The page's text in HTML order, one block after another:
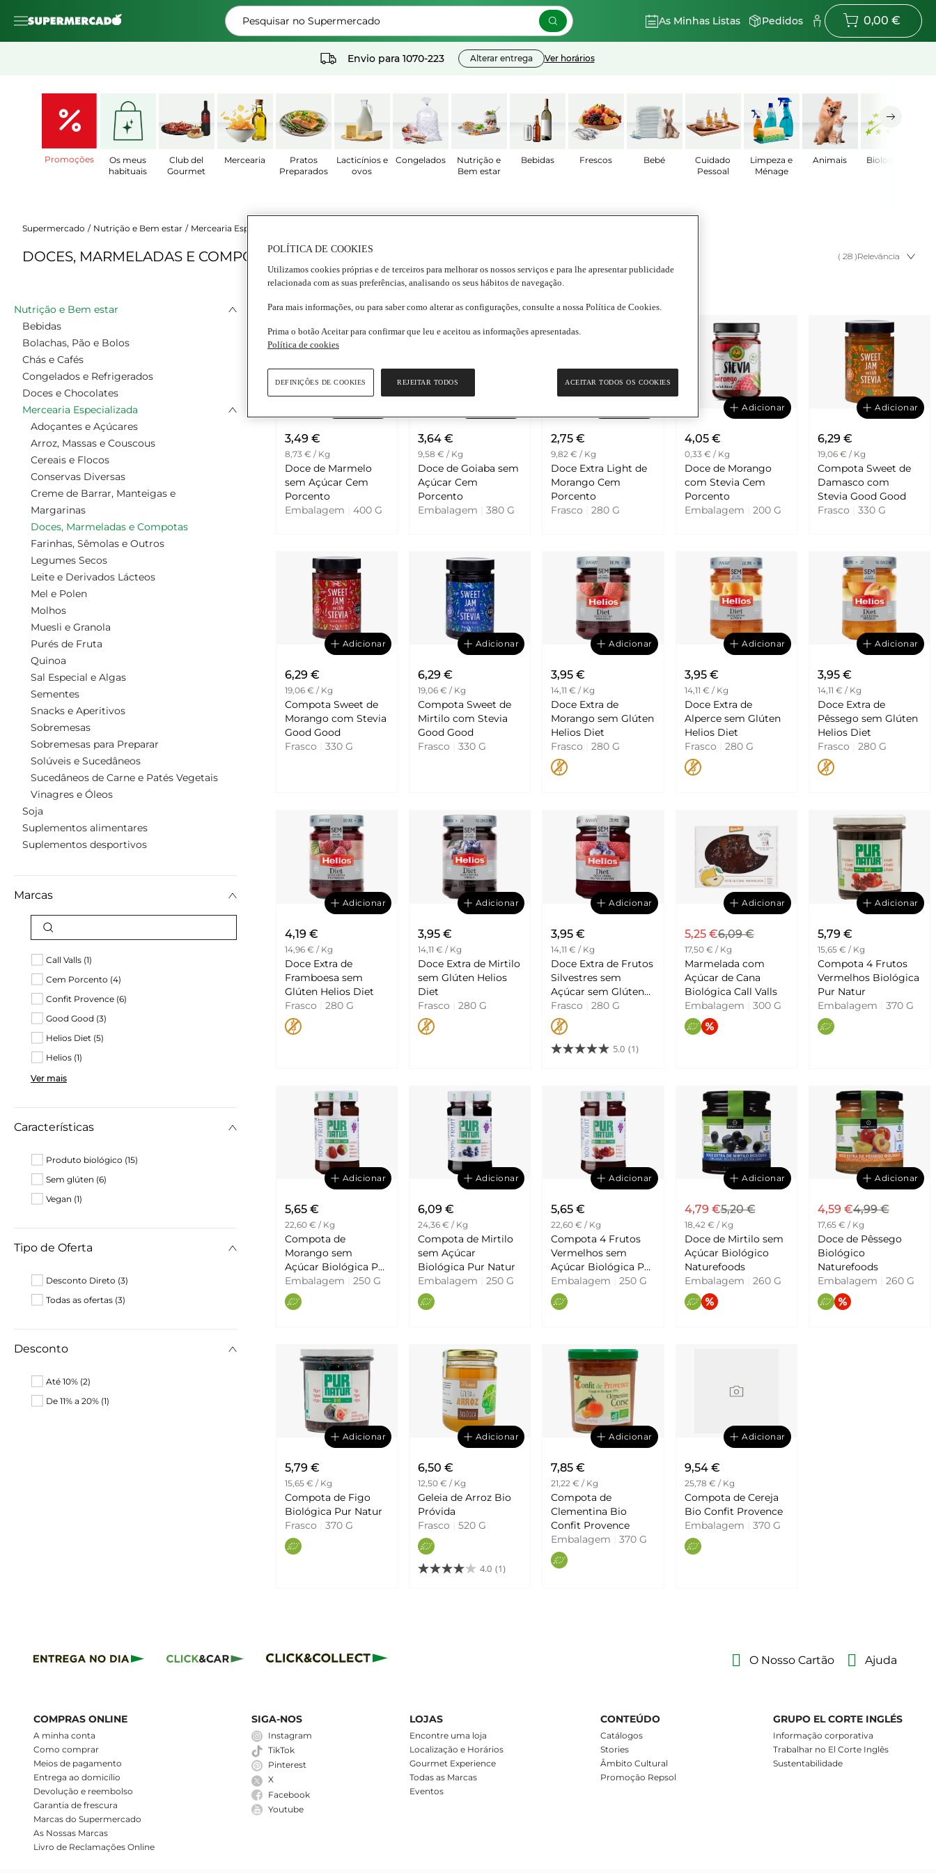
Pesquisar no Supermercado As Minhas Listas Pedidos 0,00 €
Envio para 1070-223 Alterar entrega Ver horários
Promoções
Os meus
habituais
Club del
Gourmet
Mercearia
Pratos
Preparados
Lacticínios e
ovos
Congelados
Nutrição e
Bem estar
Bebidas Frescos Bebé
Cuidado
Pessoal
Limpeza e
Ménage
Animais Biológicos
Supermercado Nutrição e Bem estar Mercearia Especializada
DOCES, MARMELADAS E COMPOTAS ( 28 )Relevância
Nutrição e Bem estar
Bebidas
Bolachas, Pão e Bolos
Chás e Cafés
Congelados e Refrigerados
Doces e Chocolates
Mercearia Especializada
Adoçantes e Açúcares
Arroz, Massas e Couscous
Cereais e Flocos
Conservas Diversas
Creme de Barrar, Manteigas e
Margarinas
Doces, Marmeladas e Compotas
Farinhas, Sêmolas e Outros
Legumes Secos
Leite e Derivados Lácteos
Mel e Polen
Molhos
Muesli e Granola
Purés de Fruta
Quinoa
Sal Especial e Algas
Sementes
Snacks e Aperitivos
Sobremesas
Sobremesas para Preparar
Solúveis e Sucedâneos
Sucedâneos de Carne e Patés Vegetais
Vinagres e Óleos
Soja
Suplementos alimentares
Suplementos desportivos
Marcas
Call Valls (1)
Cem Porcento (4)
Confit Provence (6)
Good Good (3)
Helios Diet (5)
Helios (1)
Ver mais
Características
Produto biológico (15)
Sem glúten (6)
Vegan (1)
Tipo de Oferta
Desconto Direto (3)
Todas as ofertas (3)
Desconto
Até 10% (2)
De 11% a 20% (1)
3,49 €
8,73 € / Kg
Doce de Marmelo
sem Açúcar Cem
Porcento
Embalagem
400 G
3,64 €
9,58 € / Kg
Doce de Goiaba sem
Açúcar Cem
Porcento
Embalagem
380 G
2,75 €
9,82 € / Kg
Doce Extra Light de
Morango Cem
Porcento
Frasco
280 G
Adicionar
4,05 €
0,33 € / Kg
Doce de Morango
com Stevia Cem
Porcento
Embalagem
200 G
Adicionar
6,29 €
19,06 € / Kg
Compota Sweet de
Damasco com
Stevia Good Good
Frasco
330 G
Adicionar
6,29 €
19,06 € / Kg
Compota Sweet de
Morango com Stevia
Good Good
Frasco
330 G
Adicionar
6,29 €
19,06 € / Kg
Compota Sweet de
Mirtilo com Stevia
Good Good
Frasco
330 G
Adicionar
3,95 €
14,11 € / Kg
Doce Extra de
Morango sem Glúten
Helios Diet
Frasco
280 G
Adicionar
3,95 €
14,11 € / Kg
Doce Extra de
Alperce sem Glúten
Helios Diet
Frasco
280 G
Adicionar
3,95 €
14,11 € / Kg
Doce Extra de
Pêssego sem Glúten
Helios Diet
Frasco
280 G
Adicionar
4,19 €
14,96 € / Kg
Doce Extra de
Framboesa sem
Glúten Helios Diet
Frasco
280 G
Adicionar
3,95 €
14,11 € / Kg
Doce Extra de Mirtilo
sem Glúten Helios
Diet
Frasco
280 G
Adicionar
3,95 €
14,11 € / Kg
Doce Extra de Frutos
Silvestres sem
Açúcar sem Glúten
Helios
Frasco 280 G
5.0 (1)
Adicionar
5,25 €6,09 €
17,50 € / Kg
Marmelada com
Açúcar de Cana
Biológica Call Valls
Embalagem
300 G
Adicionar
5,79 €
15,65 € / Kg
Compota 4 Frutos
Vermelhos Biológica
Pur Natur
Embalagem
370 G
Adicionar
5,65 €
22,60 € / Kg
Compota de
Morango sem
Açúcar Biológica Pur
Natur
Embalagem 250 G
Adicionar
6,09 €
24,36 € / Kg
Compota de Mirtilo
sem Açúcar
Biológica Pur Natur
Embalagem
250 G
Adicionar
5,65 €
22,60 € / Kg
Compota 4 Frutos
Vermelhos sem
Açúcar Biológica Pur
Natur
Embalagem 250 G
Adicionar
4,79 €5,20 €
18,42 € / Kg
Doce de Mirtilo sem
Açúcar Biológico
Naturefoods
Embalagem
260 G
Adicionar
4,59 €4,99 €
17,65 € / Kg
Doce de Pêssego
Biológico
Naturefoods
Embalagem
260 G
Adicionar
5,79 €
15,65 € / Kg
Compota de Figo
Biológica Pur Natur
Frasco
370 G
Adicionar
6,50 €
12,50 € / Kg
Geleia de Arroz Bio
Próvida
Frasco
520 G
4.0 (1)
Adicionar
7,85 €
21,22 € / Kg
Compota de
Clementina Bio
Confit Provence
Embalagem
370 G
Adicionar
9,54 €
25,78 € / Kg
Compota de Cereja
Bio Confit Provence
Embalagem
370 G
O Nosso Cartão Ajuda
COMPRAS ONLINE
A minha conta
Como comprar
Meios de pagamento
Entrega ao domicílio
Devolução e reembolso
Garantia de frescura
Marcas do Supermercado
As Nossas Marcas
Livro de Reclamações Online
SIGA-NOS
Instagram
TikTok
Pinterest
X
Facebook
Youtube
LOJAS
Encontre uma loja
Localização e Horários
Gourmet Experience
Todas as Marcas
Eventos
CONTEÚDO
Catálogos
Stories
Âmbito Cultural
Promoção Repsol
GRUPO EL CORTE INGLÉS
Informação corporativa
Trabalhar no El Corte Inglês
Sustentabilidade
POLÍTICA DE COOKIES
Utilizamos cookies próprias e de terceiros para melhorar os nossos serviços e para lhe apresentar publicidade
relacionada com as suas preferências, analisando os seus hábitos de navegação.
Para mais informações, ou para saber como alterar as configurações, consulte a nossa Política de Cookies.
Prima o botão Aceitar para confirmar que leu e aceitou as informações apresentadas.
Política de cookies
REJEITAR TODOS ACEITAR TODOS OS COOKIES
DEFINIÇÕES DE COOKIES